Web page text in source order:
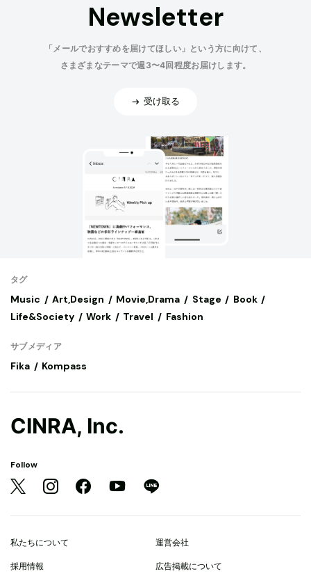
Newsletter
「メールでおすすめを届けてほしい」という方に向けて、
さまざまなテーマで週3〜4回程度お届けします。
受け取る
タグ
Music Art,Design Movie,Drama Stage
Book
Life&Society
Work Travel Fashion
サブメディア
Fika Kompass
CINRA, Inc.
Follow
私たちについて 運営会社
採用情報 広告掲載について